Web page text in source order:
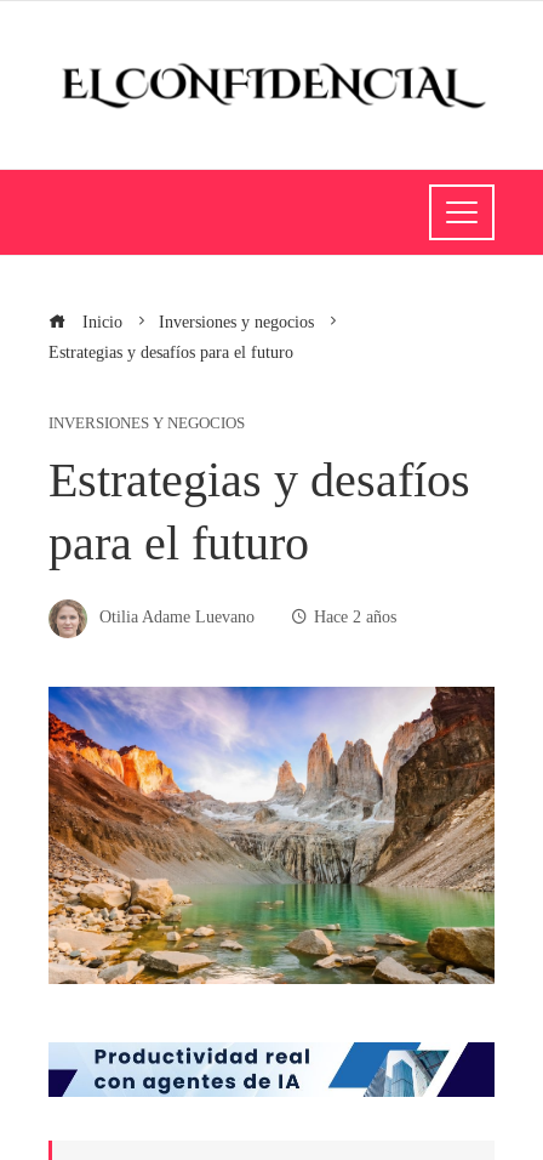
Inicio
Inversiones y negocios
Estrategias y desafíos para el futuro
INVERSIONES Y NEGOCIOS
Estrategias y desafíos
para el futuro
Otilia Adame Luevano Hace 2 años